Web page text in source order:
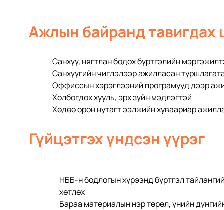
Ажлын байранд тавигдах
Санхүү, нягтлан бодох бүртгэлийн
Санхүүгийн чиглэлээр ажилласан
Оффиссын хэрэглээний програмууд дээр
Холбогдох хууль, эрх зүйн мэдлэгтэй
Хөдөө орон нутагт ээлжийн хуваариар
Гүйцэтгэх үндсэн үүрэг
НББ-н бодлогын хүрээнд бүртгэл
хөтлөх
Бараа материалын нэр төрөл, үнийн